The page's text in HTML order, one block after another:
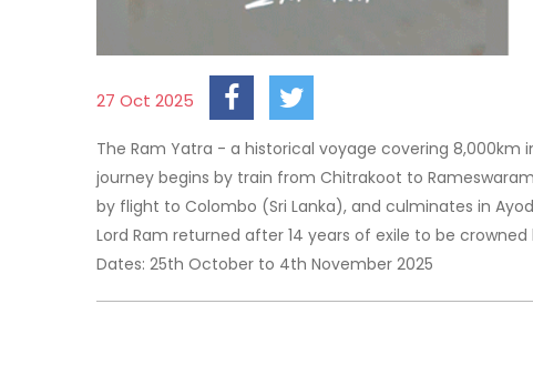
27 Oct 2025
The Ram Yatra - a historical voyage covering 8,000km in
journey begins by train from Chitrakoot to
by flight to Colombo (Sri Lanka), and culminates in
Lord Ram returned after 14 years of exile to be crowned
Dates: 25th October to 4th November 2025